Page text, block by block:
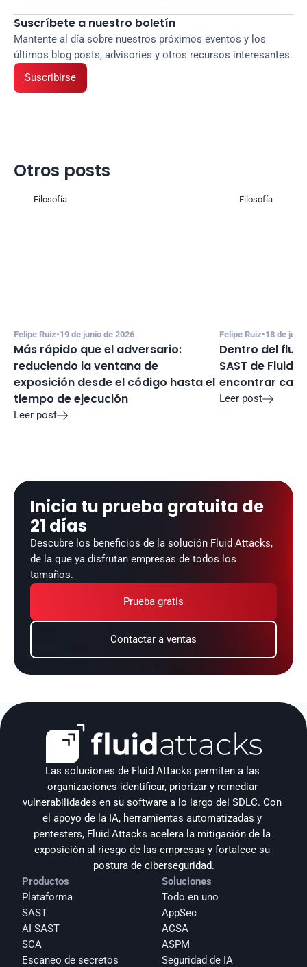
Suscríbete a nuestro boletín
Mantente al día sobre nuestros próximos eventos y los
últimos blog posts, advisories y otros recursos interesantes.
Suscribirse
Otros posts
Filosofía
Felipe Ruiz•19 de junio de 2026
Más rápido que el adversario:
reduciendo la ventana de
exposición desde el código hasta el
tiempo de ejecución
Leer post
Filosofía
Felipe Ruiz•18 de
Dentro del
SAST de Fluid
encontrar
Leer post
Inicia tu prueba gratuita de
21 días
Descubre los beneficios de la solución Fluid Attacks,
de la que ya disfrutan empresas de todos los
tamaños.
Prueba gratis
Contactar a ventas
Las soluciones de Fluid Attacks permiten a las
organizaciones identificar, priorizar y remediar
vulnerabilidades en su software a lo largo del SDLC. Con
el apoyo de la IA, herramientas automatizadas y
pentesters, Fluid Attacks acelera la mitigación de la
exposición al riesgo de las empresas y fortalece su
postura de ciberseguridad.
Productos
Plataforma
SAST
AI SAST
SCA
Escaneo de secretos
Soluciones
Todo en uno
AppSec
ACSA
ASPM
Seguridad de IA